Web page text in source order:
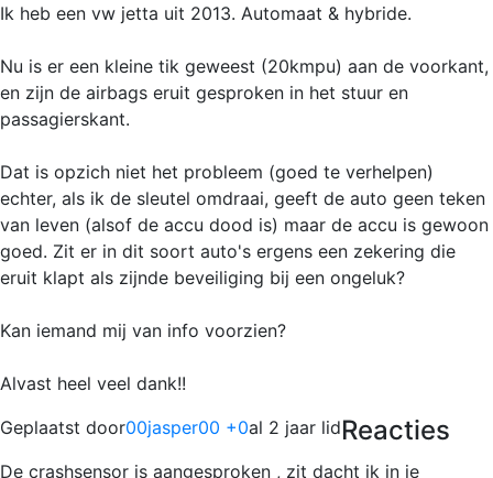
Ik heb een vw jetta uit 2013. Automaat & hybride.
Nu is er een kleine tik geweest (20kmpu) aan de voorkant,
en zijn de airbags eruit gesproken in het stuur en
passagierskant.
Dat is opzich niet het probleem (goed te verhelpen)
echter, als ik de sleutel omdraai, geeft de auto geen teken
van leven (alsof de accu dood is) maar de accu is gewoon
goed. Zit er in dit soort auto's ergens een zekering die
eruit klapt als zijnde beveiliging bij een ongeluk?
Kan iemand mij van info voorzien?
Alvast heel veel dank!!
Geplaatst door00jasper00 +0al 2 jaar lidReacties
De crashsensor is aangesproken , zit dacht ik in je